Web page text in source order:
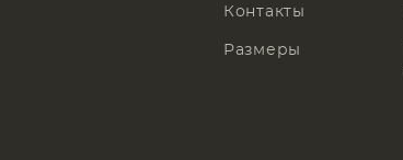
Контакты
Размеры